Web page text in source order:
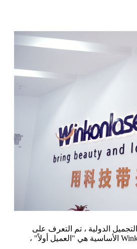
الدولية ، تم التعرف على
Winkonlaser والإشادة بها من قبل المزيد والمزيد من العملاء الأجانب.رؤية Winkonlaser هي "دع أجهزة Winkonlaser الطبية والجمالية تتجه نحو العالم". مهمة Winkonlaser الأساسية هي "العميل أولاً" ،